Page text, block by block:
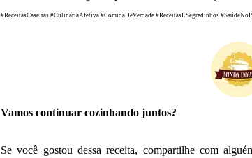
#ReceitasCaseiras #CulináriaAfetiva #ComidaDeVerdade #ReceitasESegredinhos
Vamos continuar cozinhando juntos?
Se você gostou dessa receita, compartilhe com